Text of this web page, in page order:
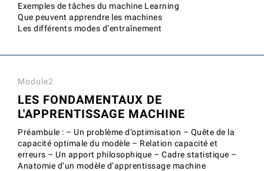
Exemples de tâches du machine Learning
Que peuvent apprendre les machines
Les différents modes d’entraînement
Module2
LES FONDAMENTAUX DE
L'APPRENTISSAGE MACHINE
Préambule : – Un problème d’optimisation – Quête de la
capacité optimale du modèle – Relation capacité et
erreurs – Un apport philosophique – Cadre statistique –
Anatomie d’un modèle d’apprentissage machine